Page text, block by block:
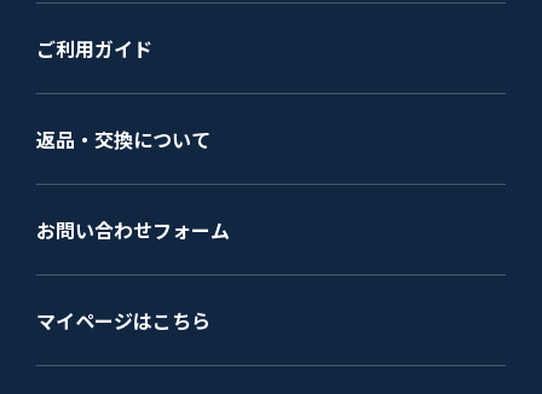
ご利用ガイド
返品・交換について
お問い合わせフォーム
マイページはこちら